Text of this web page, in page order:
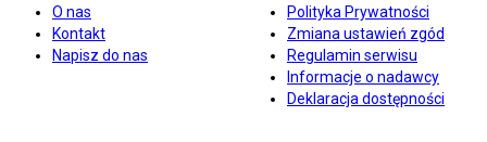
O nas
Kontakt
Napisz do nas
Polityka Prywatności
Zmiana ustawień zgód
Regulamin serwisu
Informacje o nadawcy
Deklaracja dostępności